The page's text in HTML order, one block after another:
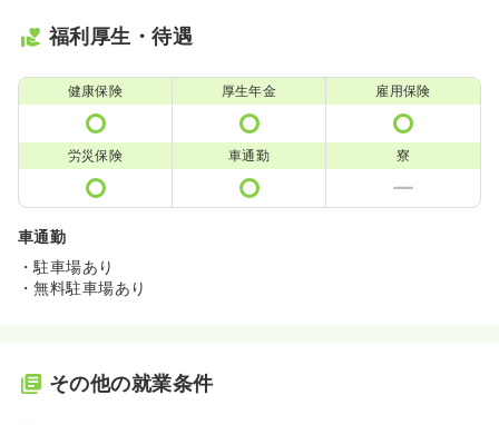
福利厚生・待遇
健康保険 厚生年金 雇用保険
労災保険 車通勤 寮
車通勤
・駐車場あり
・無料駐車場あり
その他の就業条件